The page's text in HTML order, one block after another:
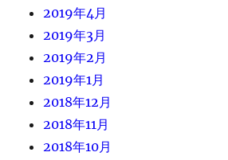
2019年4月
2019年3月
2019年2月
2019年1月
2018年12月
2018年11月
2018年10月